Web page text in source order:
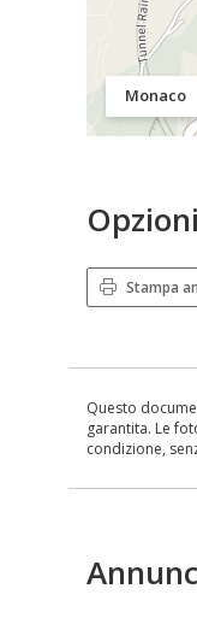
Monaco
Stampa
Questo
garantita. Le
condizione,